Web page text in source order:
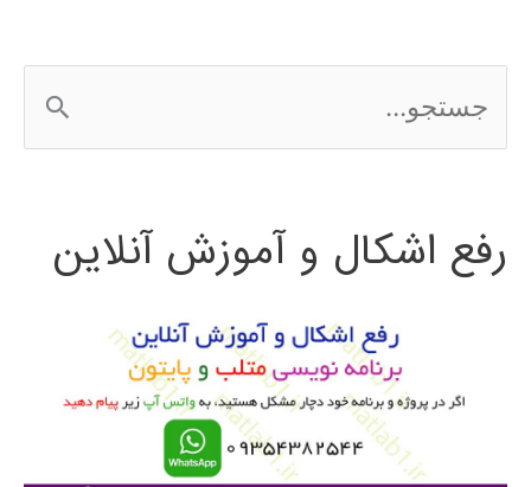
س
ج
رفع اشکال و آموزش آنلاین